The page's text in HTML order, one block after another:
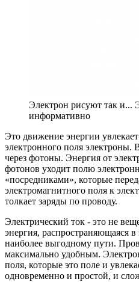
Электрон рисуют так и...
информативно
Это движение энергии
электронного поля электроны.
через фотоны. Энергия от
фотонов уходит полю
«посредниками», которые
электромагнитного поля к
толкает заряды по проводу.
Электрический ток - это не
энергия, распространяющаяся
наиболее выгодному пути.
максимально удобным.
поля, которые это поле и
одновременно и простой, и